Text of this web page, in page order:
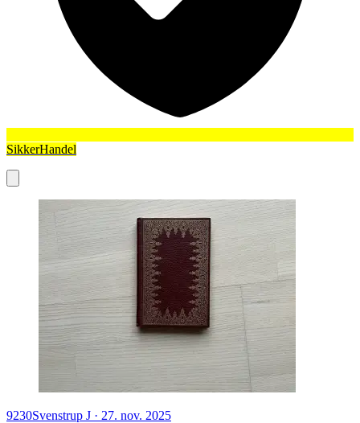
SikkerHandel
9230Svenstrup J · 27. nov. 2025